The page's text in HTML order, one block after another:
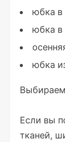
юбка в
юбка в
юбка
Если вы
тканей,